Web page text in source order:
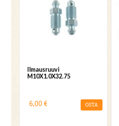
Ilmausruuvi
M10X1.0X32.75
6,00 € OSTA